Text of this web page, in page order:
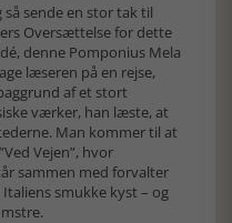
sende en stor tak til
Oversættelse for dette
denne Pomponius Mela
læseren på en rejse,
af et stort
værker, han læste, at
Man kommer til at
Vejen”, hvor
sammen med forvalter
smukke kyst – og